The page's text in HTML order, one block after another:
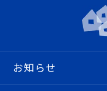
お知らせ